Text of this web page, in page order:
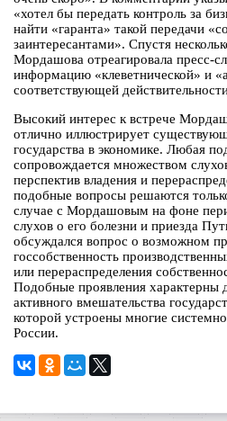
«хотел бы передать контроль за
найти «гаранта» такой передачи
заинтересантами». Спустя
Мордашова отреагировала пресс-
информацию «клеветнической» и
соответствующей
Высокий интерес к встрече
отлично иллюстрирует
государства в экономике. Любая
сопровождается множеством
перспектив владения и
подобные вопросы решаются
случае с Мордашовым на фоне
слухов о его болезни и приезда
обсуждался вопрос о возможном
госсобственность
или перераспределения
Подобные проявления характерны
активного вмешательства
которой устроены многие
России.